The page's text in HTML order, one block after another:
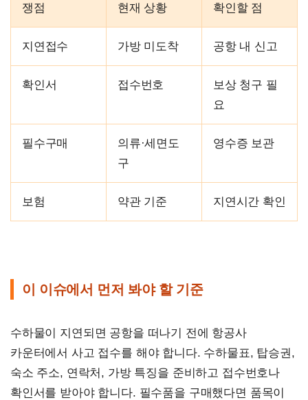
쟁점 현재 상황 확인할 점
지연접수 가방 미도착 공항 내 신고
확인서 접수번호
보상 청구 필
요
필수구매
의류·세면도
구
영수증 보관
보험 약관 기준 지연시간 확인
이 이슈에서 먼저 봐야 할 기준
수하물이 지연되면 공항을 떠나기 전에 항공사
카운터에서 사고 접수를 해야 합니다. 수하물표, 탑승권,
숙소 주소, 연락처, 가방 특징을 준비하고 접수번호나
확인서를 받아야 합니다. 필수품을 구매했다면 품목이